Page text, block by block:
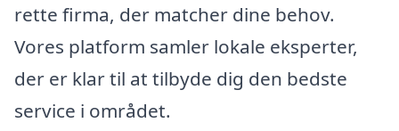
rette firma, der matcher dine behov.
Vores platform samler lokale eksperter,
der er klar til at tilbyde dig den bedste
service i området.